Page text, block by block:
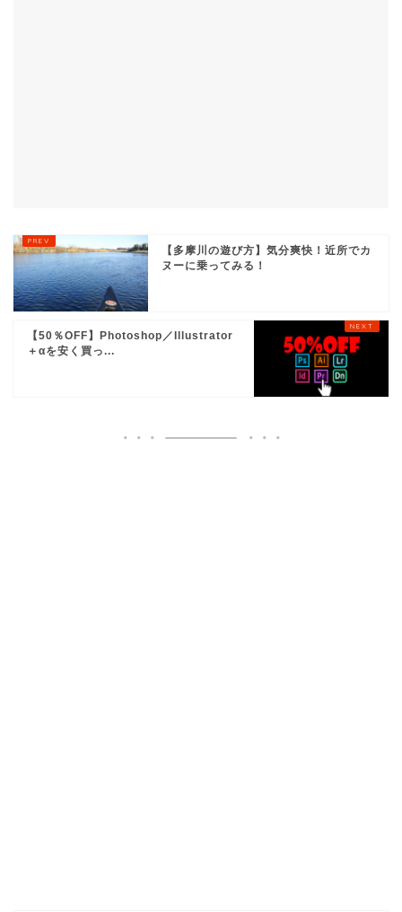
【多摩川の遊び方】気分爽快！近所でカ
ヌーに乗ってみる！
【50％OFF】Photoshop／Illustrator
＋αを安く買っ...